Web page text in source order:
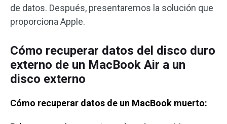
de datos. Después, presentaremos la solución que
proporciona Apple.
Cómo recuperar datos del disco duro
externo de un MacBook Air a un
disco externo
Cómo recuperar datos de un MacBook muerto: